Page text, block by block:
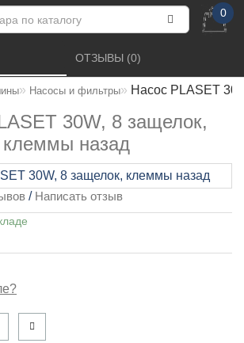
0
Насосы и фильтры Насос PLASET
30W, 8 защелок,
клеммы назад
ОТЗЫВЫ (0)
/ Написать отзыв